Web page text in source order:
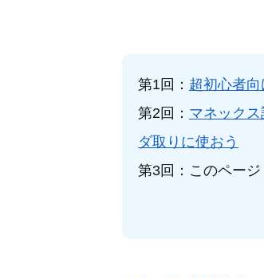
第1回： 超初心者
第2回： マネック
ダ取りに使おう
第3回：このページ